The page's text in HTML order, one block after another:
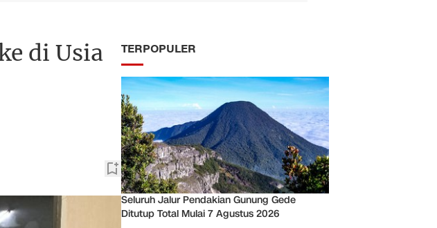
di Usia
TERPOPULER
Seluruh Jalur Pendakian Gunung Gede
Ditutup Total Mulai 7 Agustus 2026